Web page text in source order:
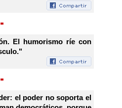
El humorismo ríe con
el poder no soporta el